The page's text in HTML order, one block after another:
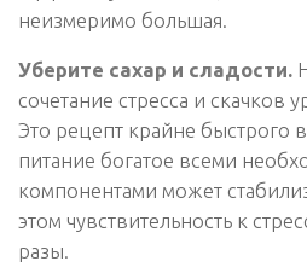
неизмеримо большая.
Уберите сахар и сладости.
сочетание стресса и скачков
Это рецепт крайне быстрого
питание богатое всеми
компонентами может
этом чувствительность к
разы.